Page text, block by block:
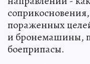
пораженных
и бронемашины,
боеприпасы.